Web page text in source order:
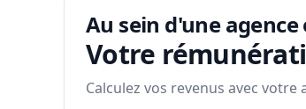
Au sein d'une
Votre
Calculez vos revenus avec